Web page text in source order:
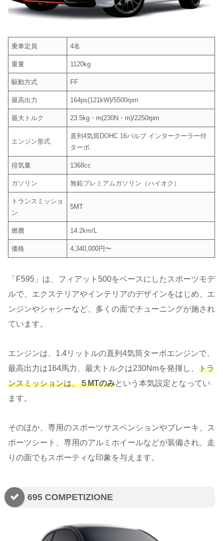
乗車定員 4名
重量 1120kg
駆動方式 FF
最高出力 164ps(121kW)/5500rpm
最大トルク 23.5kg・m(230N・m)/2250rpm
エンジン形式
直列4気筒DOHC 16バルブ インタークーラー付
ターボ
排気量 1368cc
ガソリン 無鉛プレミアムガソリン（ハイオク）
トランスミッショ
ン
5MT
燃費 14.2km/L
価格 4,340,000円〜
「F595」は、フィアット500をベースにしたスポーツモデ
ルで、エクステリアやインテリアのデザインをはじめ、エ
ンジンやシャシーなど、多くの面でチューニングが施され
ています。
エンジンは、1.4リットルの直列4気筒ターボエンジンで、
最高出力は164馬力、最大トルクは230Nmを発揮し、 トラ
ンスミッションは、５MTのみという本気設定となってい
ます。
そのほか、専用のスポーツサスペンションやブレーキ、ス
ポーツシート、専用のアルミホイールなどが装備され、走
りの面でもスポーティな印象を与えます。
695 COMPETIZIONE